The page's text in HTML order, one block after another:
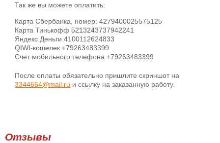
Так же вы можете оплатить:
Карта Сбербанка, номер: 4279400025575125
Карта Тинькофф 5213243737942241
Яндекс.Деньги 4100112624833
QIWI-кошелек +79263483399
Счет мобильного телефона +79263483399
После оплаты обязательно пришлите скриншот на
3344664@mail.ru и ссылку на заказанную работу.
Отзывы